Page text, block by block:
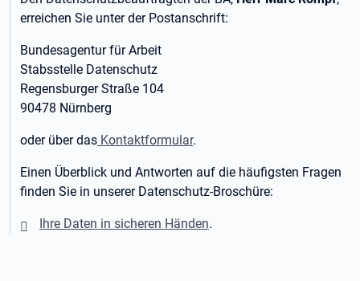
erreichen Sie unter der Postanschrift:
Bundesagentur für Arbeit
Stabsstelle Datenschutz
Regensburger Straße 104
90478 Nürnberg
oder über das Kontaktformular.
Einen Überblick und Antworten auf die häufigsten Fragen
finden Sie in unserer Datenschutz-Broschüre:
Ihre Daten in sicheren Händen.